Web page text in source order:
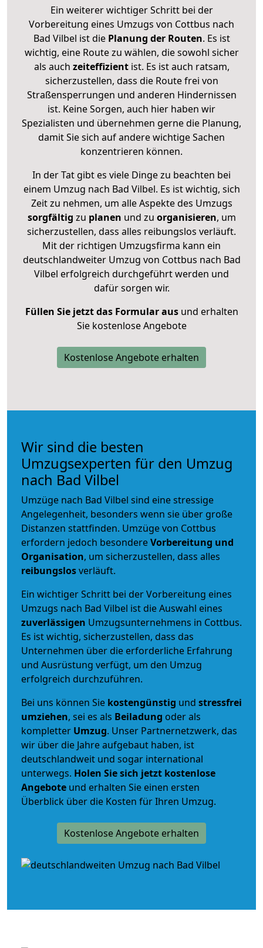
Ein weiterer wichtiger Schritt bei der
Vorbereitung eines Umzugs von Cottbus nach
Bad Vilbel ist diePlanung der Routen. Es ist
wichtig, eine Route zu wählen, die sowohl sicher
als auch zeiteffizientist. Es ist auch ratsam,
sicherzustellen, dass die Route frei von
Straßensperrungen und anderen Hindernissen
ist. Keine Sorgen, auch hier haben wir
Spezialisten und übernehmen gerne die Planung,
damit Sie sich auf andere wichtige Sachen
konzentrieren können.
In der Tat gibt es viele Dinge zu beachten bei
einem Umzug nach Bad Vilbel. Es ist wichtig, sich
Zeit zu nehmen, um alle Aspekte des Umzugs
sorgfältig zu planen und zu organisieren, um
sicherzustellen, dass alles reibungslos verläuft.
Mit der richtigen Umzugsfirma kann ein
deutschlandweiter Umzug von Cottbus nach Bad
Vilbel erfolgreich durchgeführt werden und
dafür sorgen wir.
Füllen Sie jetzt das Formular ausund erhalten
Sie kostenlose Angebote
Kostenlose Angebote erhalten
Wir sind die besten
Umzugsexperten für den Umzug
nach Bad Vilbel
Umzüge nach Bad Vilbel sind eine stressige
Angelegenheit, besonders wenn sie über große
Distanzen stattfinden. Umzüge von Cottbus
erfordern jedoch besondereVorbereitung und
Organisation, um sicherzustellen, dass alles
reibungslosverläuft.
Ein wichtiger Schritt bei der Vorbereitung eines
Umzugs nach Bad Vilbel ist die Auswahl eines
zuverlässigen Umzugsunternehmens in Cottbus.
Es ist wichtig, sicherzustellen, dass das
Unternehmen über die erforderliche Erfahrung
und Ausrüstung verfügt, um den Umzug
erfolgreich durchzuführen.
Bei uns können Sie kostengünstig und stressfrei
umziehen, sei es als Beiladung oder als
kompletter Umzug. Unser Partnernetzwerk, das
wir über die Jahre aufgebaut haben, ist
deutschlandweit und sogar international
unterwegs. Holen Sie sich jetzt kostenlose
Angebote und erhalten Sie einen ersten
Überblick über die Kosten für Ihren Umzug.
Kostenlose Angebote erhalten